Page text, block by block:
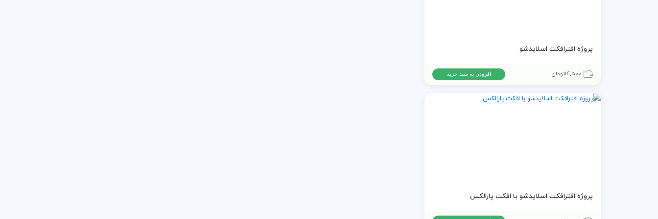
پروژه افترافکت اسلايدشو
14,500تومان افزودن به سبد خرید
پروژه افترافکت اسلایدشو با افکت پارالکس